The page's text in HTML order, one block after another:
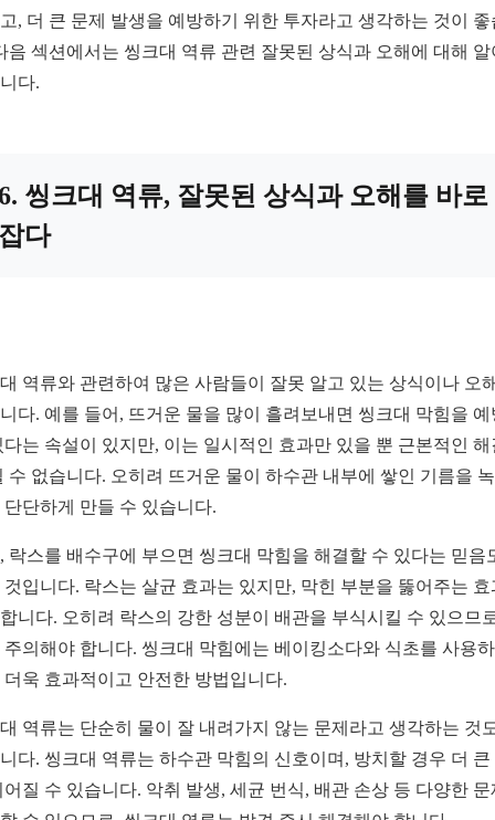
, 더 큰 문제 발생을 예방하기 위한 투자라고 생각하는 것이 좋
음 섹션에서는 씽크대 역류 관련 잘못된 상식과 오해에 대해 알
다.
씽크대 역류, 잘못된 상식과 오해를 바로
다
역류와 관련하여 많은 사람들이 잘못 알고 있는 상식이나 오
다. 예를 들어, 뜨거운 물을 많이 흘려보내면 씽크대 막힘을 예
다는 속설이 있지만, 이는 일시적인 효과만 있을 뿐 근본적인 해
수 없습니다. 오히려 뜨거운 물이 하수관 내부에 쌓인 기름을
단단하게 만들 수 있습니다.
락스를 배수구에 부으면 씽크대 막힘을 해결할 수 있다는 믿음
것입니다. 락스는 살균 효과는 있지만, 막힌 부분을 뚫어주는 효
니다. 오히려 락스의 강한 성분이 배관을 부식시킬 수 있으므
주의해야 합니다. 씽크대 막힘에는 베이킹소다와 식초를 사용
더욱 효과적이고 안전한 방법입니다.
역류는 단순히 물이 잘 내려가지 않는 문제라고 생각하는 것
다. 씽크대 역류는 하수관 막힘의 신호이며, 방치할 경우 더 큰
어질 수 있습니다. 악취 발생, 세균 번식, 배관 손상 등 다양한 문